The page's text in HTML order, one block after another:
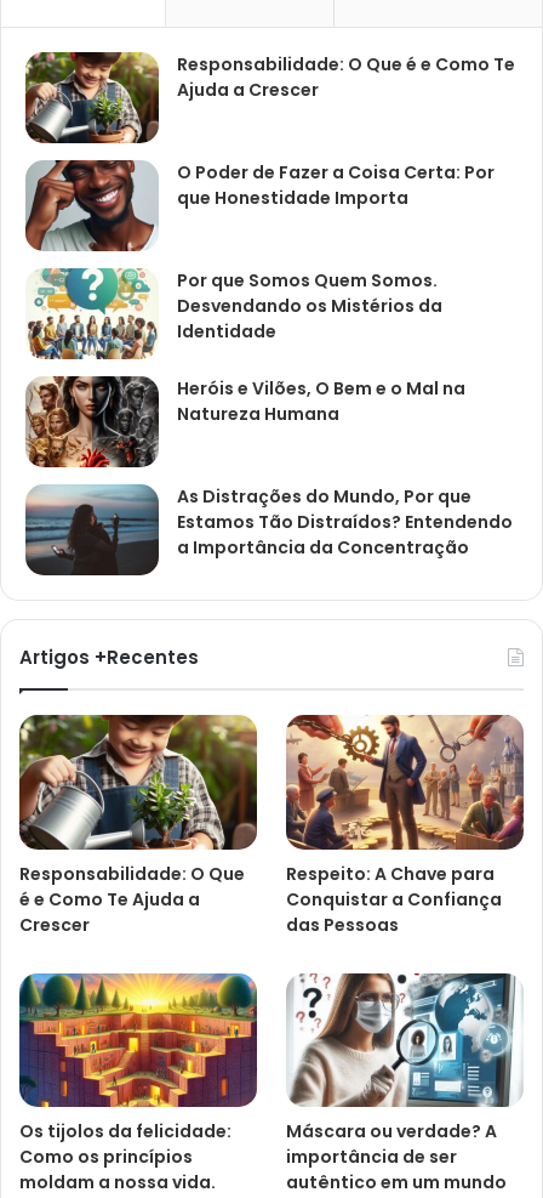
Responsabilidade: O Que é e Como Te
Ajuda a Crescer
O Poder de Fazer a Coisa Certa: Por
que Honestidade Importa
Por que Somos Quem Somos.
Desvendando os Mistérios da
Identidade
Heróis e Vilões, O Bem e o Mal na
Natureza Humana
As Distrações do Mundo, Por que
Estamos Tão Distraídos? Entendendo
a Importância da Concentração
Artigos +Recentes
Responsabilidade: O Que
é e Como Te Ajuda a
Crescer
Respeito: A Chave para
Conquistar a Confiança
das Pessoas
Os tijolos da felicidade:
Como os princípios
moldam a nossa vida.
Máscara ou verdade? A
importância de ser
autêntico em um mundo